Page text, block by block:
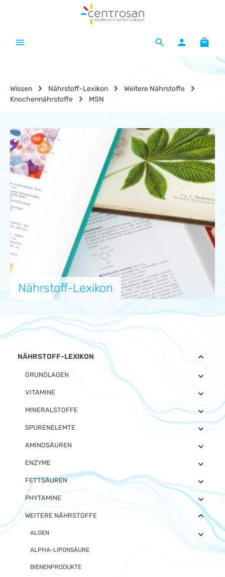
Zum Hauptinhalt springen
Wissen Nährstoff-Lexikon
Weitere Nährstoffe
Knochennährstoffe
MSN
Nährstoff-Lexikon
Nährstoff-Lexikon
NÄHRSTOFF-LEXIKON
GRUNDLAGEN
VITAMINE
MINERALSTOFFE
SPURENELEMTE
AMINOSÄUREN
ENZYME
FETTSÄUREN
PHYTAMINE
WEITERE NÄHRSTOFFE
ALGEN
ALPHA-LIPONSÄURE
BIENENPRODUKTE